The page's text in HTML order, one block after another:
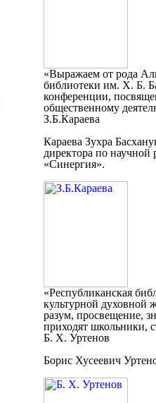
«Выражаем от рода
библиотеки им. Х. Б.
конференции,
общественному
З.Б.Караева
Караева Зухра
директора по научной
«Синергия».
«Республиканская
культурной духовной
разум, просвещение,
приходят школьники,
Б. Х. Уртенов
Борис Хусеевич